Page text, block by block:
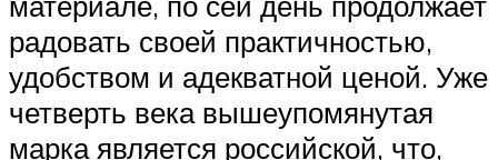
радовать своей практичностью,
удобством и адекватной ценой. Уже
четверть века вышеупомянутая
марка является российской, что,